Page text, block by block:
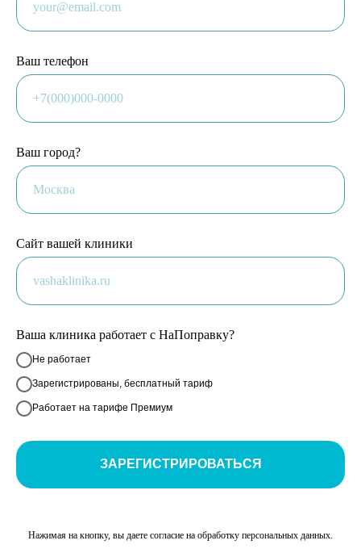
Ваш телефон
Ваш город?
Сайт вашей клиники
Ваша клиника работает с НаПоправку?
Не работает
Зарегистрированы, бесплатный тариф
Работает на тарифе Премиум
ЗАРЕГИСТРИРОВАТЬСЯ
Нажимая на кнопку, вы даете согласие на обработку персональных данных.